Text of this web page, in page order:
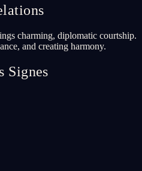
charming, diplomatic courtship.
and creating harmony.
Signes